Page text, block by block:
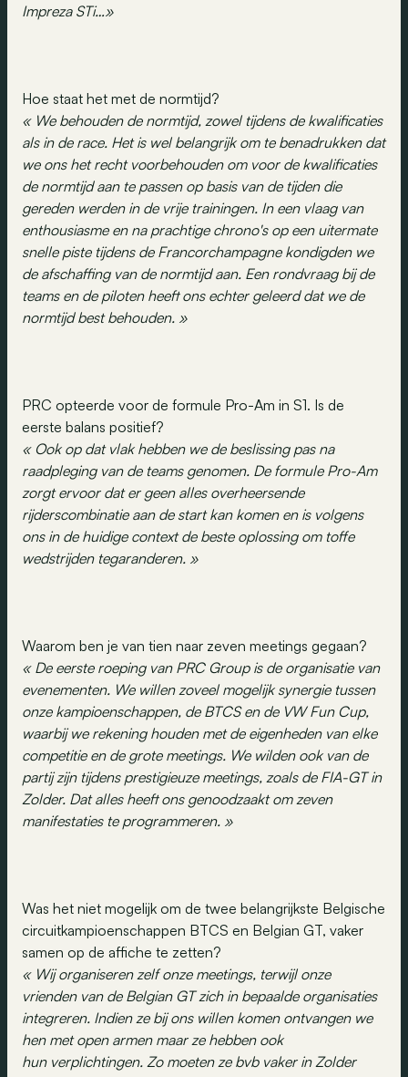
Impreza STi…»
Hoe staat het met de normtijd?
« We behouden de normtijd, zowel tijdens de kwalificaties
als in de race. Het is wel belangrijk om te benadrukken dat
we ons het recht voorbehouden om voor de kwalificaties
de normtijd aan te passen op basis van de tijden die
gereden werden in de vrije trainingen. In een vlaag van
enthousiasme en na prachtige chrono's op een uitermate
snelle piste tijdens de Francorchampagne kondigden we
de afschaffing van de normtijd aan. Een rondvraag bij de
teams en de piloten heeft ons echter geleerd dat we de
normtijd best behouden. »
PRC opteerde voor de formule Pro-Am in S1. Is de
eerste balans positief?
« Ook op dat vlak hebben we de beslissing pas na
raadpleging van de teams genomen. De formule Pro-Am
zorgt ervoor dat er geen alles overheersende
rijderscombinatie aan de start kan komen en is volgens
ons in de huidige context de beste oplossing om toffe
wedstrijden tegaranderen. »
Waarom ben je van tien naar zeven meetings gegaan?
« De eerste roeping van PRC Group is de organisatie van
evenementen. We willen zoveel mogelijk synergie tussen
onze kampioenschappen, de BTCS en de VW Fun Cup,
waarbij we rekening houden met de eigenheden van elke
competitie en de grote meetings. We wilden ook van de
partij zijn tijdens prestigieuze meetings, zoals de FIA-GT in
Zolder. Dat alles heeft ons genoodzaakt om zeven
manifestaties te programmeren. »
Was het niet mogelijk om de twee belangrijkste Belgische
circuitkampioenschappen BTCS en Belgian GT, vaker
samen op de affiche te zetten?
« Wij organiseren zelf onze meetings, terwijl onze
vrienden van de Belgian GT zich in bepaalde organisaties
integreren. Indien ze bij ons willen komen ontvangen we
hen met open armen maar ze hebben ook
hun verplichtingen. Zo moeten ze bvb vaker in Zolder